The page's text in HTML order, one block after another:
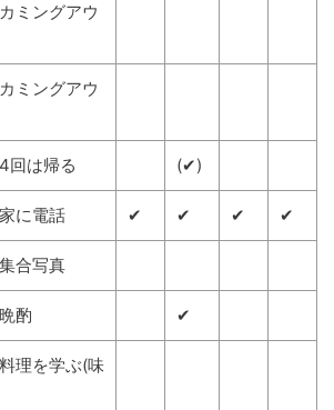
ミングアウ
ミングアウ
回は帰る (✔)
に電話 ✔ ✔ ✔ ✔
合写真
酌 ✔
理を学ぶ(味